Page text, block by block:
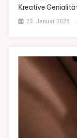
Kreative
23. Januar 2025